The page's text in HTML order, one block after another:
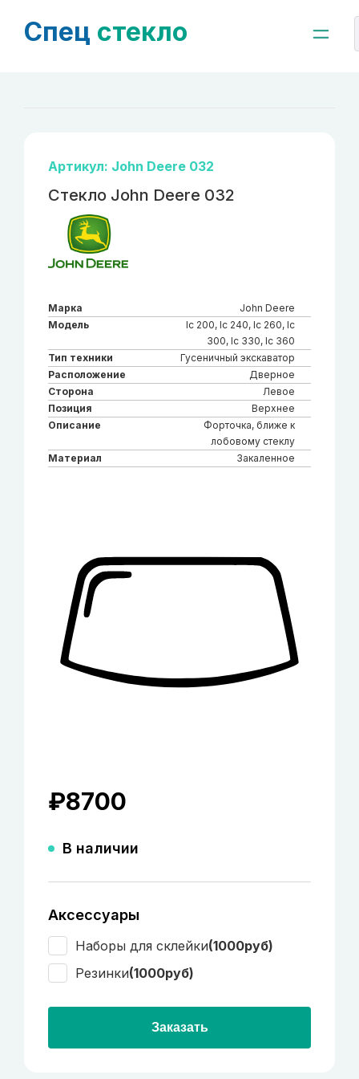
Спец стекло
Артикул: John Deere 032
Стекло John Deere 032
Марка
John Deere
Модель
lc 200, lc 240, lc 260, lc
300, lc 330, lc 360
Тип техники
Гусеничный экскаватор
Расположение
Дверное
Сторона
Левое
Позиция
Верхнее
Описание
Форточка, ближе к
лобовому стеклу
Материал
Закаленное
₽8700
В наличии
Аксессуары
Наборы для склейки(1000руб)
Резинки(1000руб)
Заказать